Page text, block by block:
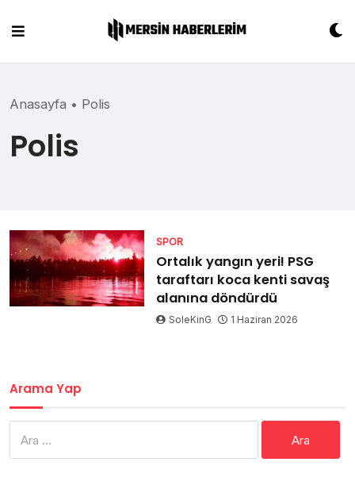
content
Anasayfa • Polis
Polis
SPOR
Ortalık yangın yeri! PSG
taraftarı koca kenti savaş
alanına döndürdü
SoleKinG 1 Haziran 2026
Arama Yap